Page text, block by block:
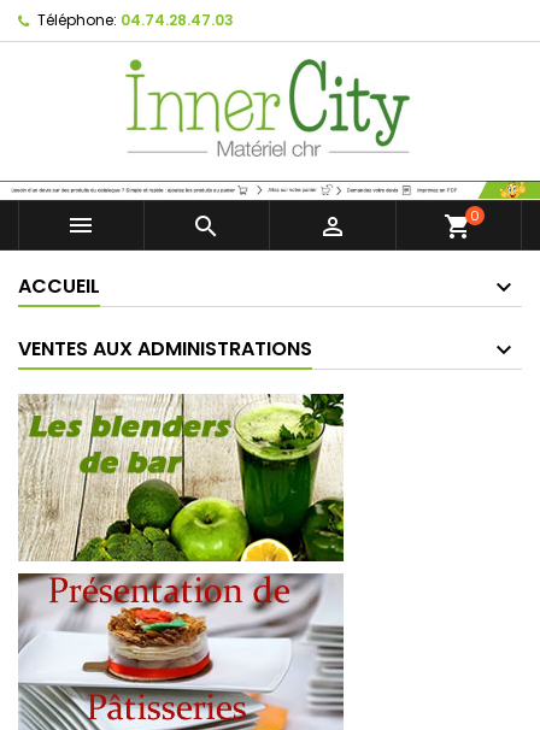
Téléphone: 04.74.28.47.03
   shopping_cart0
ACCUEIL
VENTES AUX ADMINISTRATIONS